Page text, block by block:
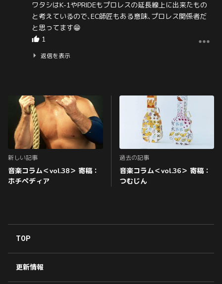
ワタシはK-1やPRIDEもプロレスの延長線上に出来たもの
と考えているので､EC師匠もある意味､プロレス関係者だ
と思ってます😁
1
返信を表示
新しい記事
音楽コラム＜vol.38＞ 寄稿：
ホチペディア
過去の記事
音楽コラム＜vol.36＞ 寄稿：
つむじん
TOP
更新情報